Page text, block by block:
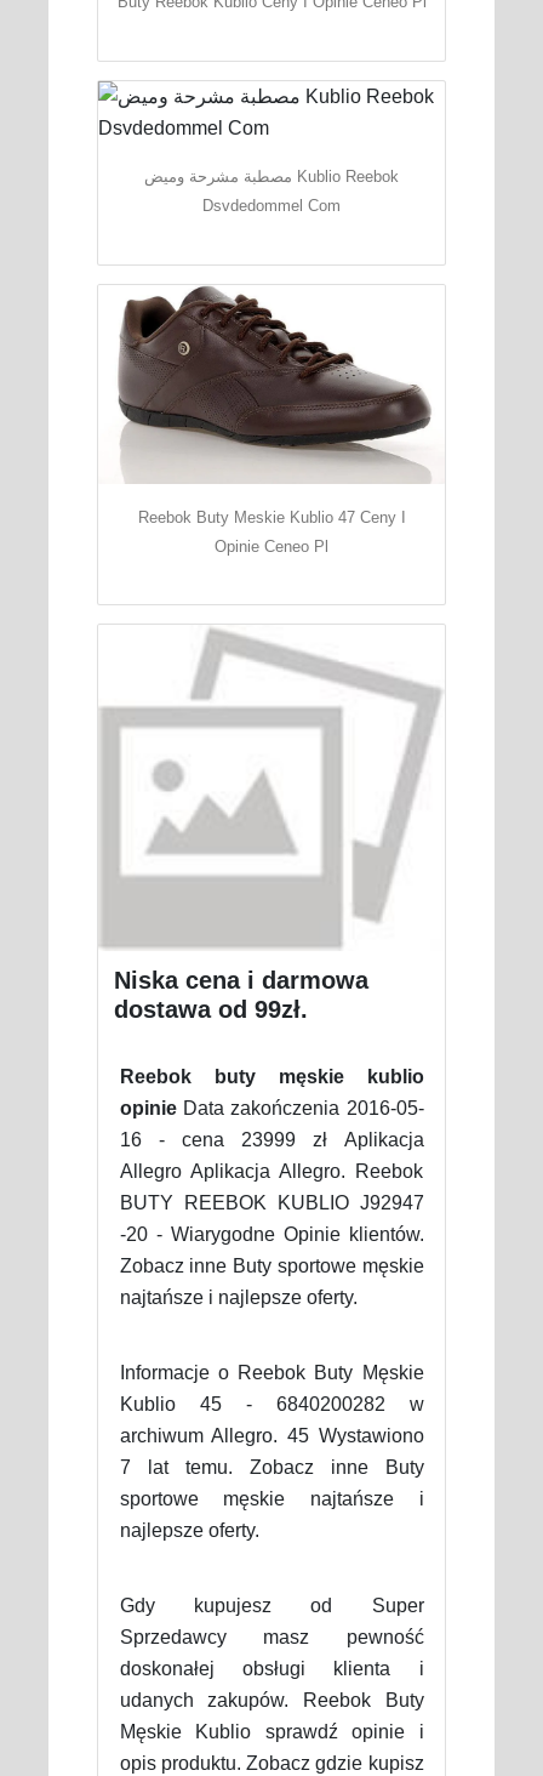
مصطبة مشرحة وميض Kublio Reebok
Dsvdedommel Com
Reebok Buty Meskie Kublio 47 Ceny I
Opinie Ceneo Pl
Niska cena i darmowa
dostawa od 99zł.
Reebok buty męskie kublio
opinieData zakończenia 2016-05-
16 - cena 23999 zł Aplikacja
Allegro Aplikacja Allegro. Reebok
BUTY REEBOK KUBLIO J92947
-20 - Wiarygodne Opinie klientów.
Zobacz inne Buty sportowe męskie
najtańsze i najlepsze oferty.
Informacje o Reebok Buty Męskie
Kublio 45 - 6840200282 w
archiwum Allegro. 45 Wystawiono
7 lat temu. Zobacz inne Buty
sportowe męskie najtańsze i
najlepsze oferty.
Gdy kupujesz od Super
Sprzedawcy masz pewność
doskonałej obsługi klienta i
udanych zakupów. Reebok Buty
Męskie Kublio sprawdź opinie i
opis produktu. Zobacz gdzie kupisz